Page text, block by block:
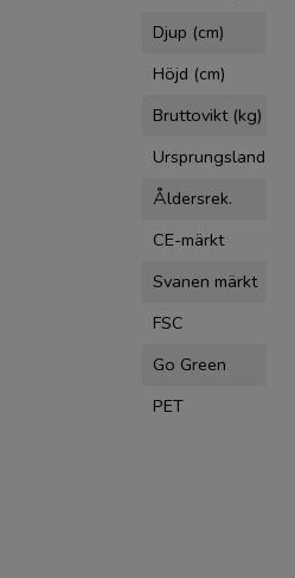
Djup (cm)
Höjd (cm)
Bruttovikt (kg)
Ursprungsland
Åldersrek.
CE-märkt
Svanen märkt
FSC
Go Green
PET